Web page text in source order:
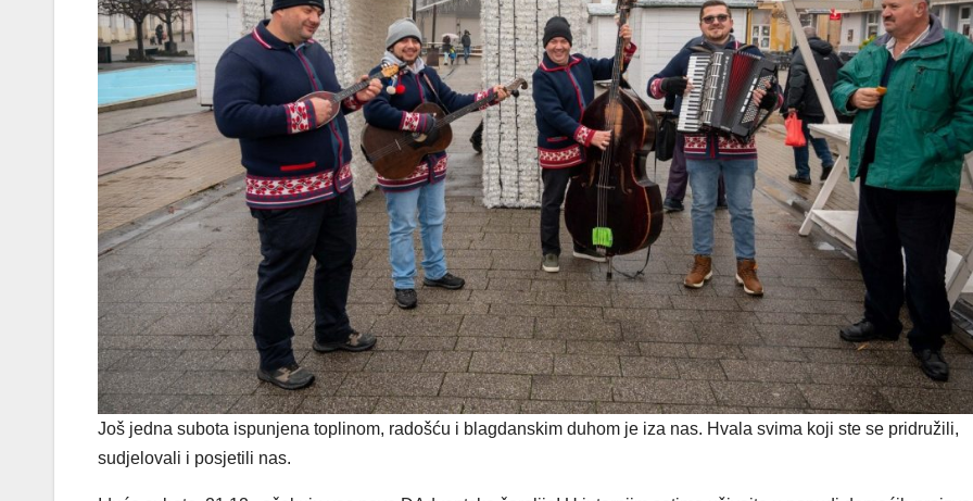
Još jedna subota ispunjena toplinom, radošću i blagdanskim duhom je iza nas. Hvala svima koji ste se pridružili,
sudjelovali i posjetili nas.